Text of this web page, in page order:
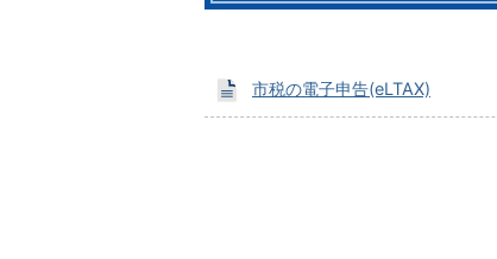
市税の電子申告(eLTAX)